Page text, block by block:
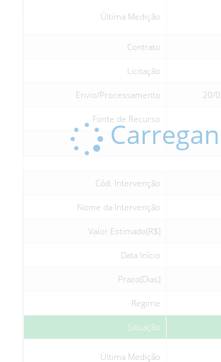
Última Medição
Contrato
Licitação
Envio/Processamento
20/
Fonte de Recurso
Cód. Intervenção
Nome da Intervenção
Valor Estimado(R$)
Data Início
Prazo(Dias)
Regime
Situação
Última Medição